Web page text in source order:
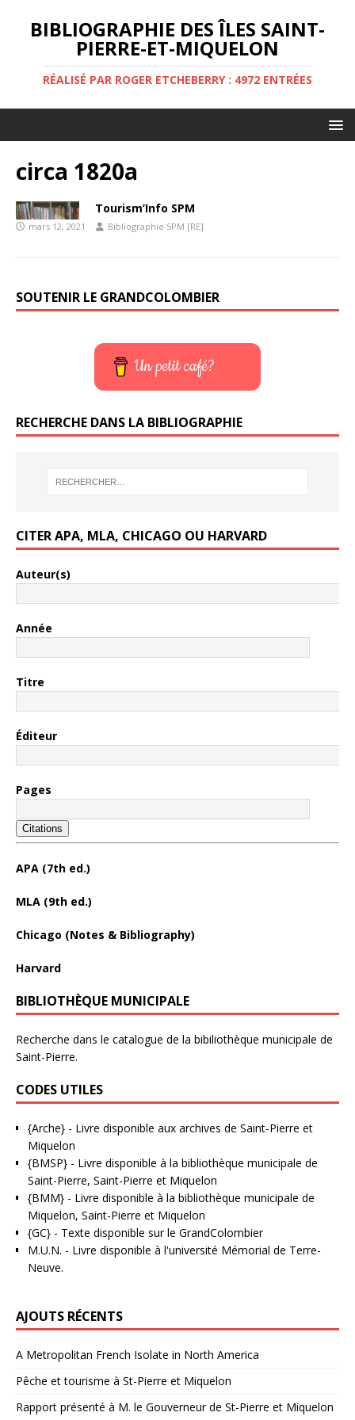
BIBLIOGRAPHIE DES ÎLES SAINT-
PIERRE-ET-MIQUELON
RÉALISÉ PAR ROGER ETCHEBERRY : 4972 ENTRÉES
circa 1820a
Tourism’Info SPM
mars 12, 2021 Bibliographie SPM [RE]
SOUTENIR LE GRANDCOLOMBIER
Un petit café?
RECHERCHE DANS LA BIBLIOGRAPHIE
CITER APA, MLA, CHICAGO OU HARVARD
Auteur(s)
Année
Titre
Éditeur
Pages
Citations
APA (7th ed.)
MLA (9th ed.)
Chicago (Notes & Bibliography)
Harvard
BIBLIOTHÈQUE MUNICIPALE
Recherche dans le catalogue de la bibiliothèque municipale de
Saint-Pierre.
CODES UTILES
{Arche} - Livre disponible aux archives de Saint-Pierre et
Miquelon
{BMSP} - Livre disponible à la bibliothèque municipale de
Saint-Pierre, Saint-Pierre et Miquelon
{BMM} - Livre disponible à la bibliothèque municipale de
Miquelon, Saint-Pierre et Miquelon
{GC} - Texte disponible sur le GrandColombier
M.U.N. - Livre disponible à l'université Mémorial de Terre-
Neuve.
AJOUTS RÉCENTS
A Metropolitan French Isolate in North America
Pêche et tourisme à St-Pierre et Miquelon
Rapport présenté à M. le Gouverneur de St-Pierre et Miquelon